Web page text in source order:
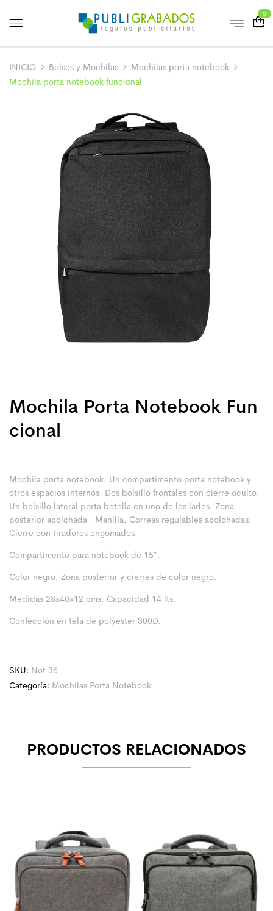
0
INICIO Bolsos y Mochilas
Mochilas porta notebook
Mochila porta notebook funcional
Mochila Porta Notebook Fun
Cional
Mochila porta notebook. Un compartimento porta notebook y
otros espacios internos. Dos bolsillo frontales con cierre oculto.
Un bolsillo lateral porta botella en uno de los lados. Zona
posterior acolchada . Manilla. Correas regulables acolchadas.
Cierre con tiradores engomados.
Compartimento para notebook de 15″.
Color negro. Zona posterior y cierres de color negro.
Medidas 28x40x12 cms. Capacidad 14 lts.
Confección en tela de polyester 300D.
SKU: Not 36
Categoría: Mochilas Porta Notebook
PRODUCTOS RELACIONADOS